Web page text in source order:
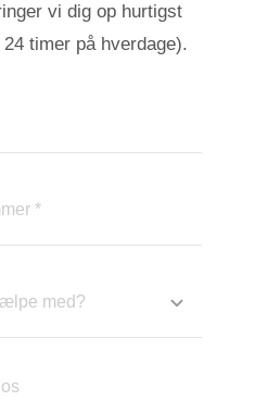
vi dig op hurtigst
timer på hverdage).